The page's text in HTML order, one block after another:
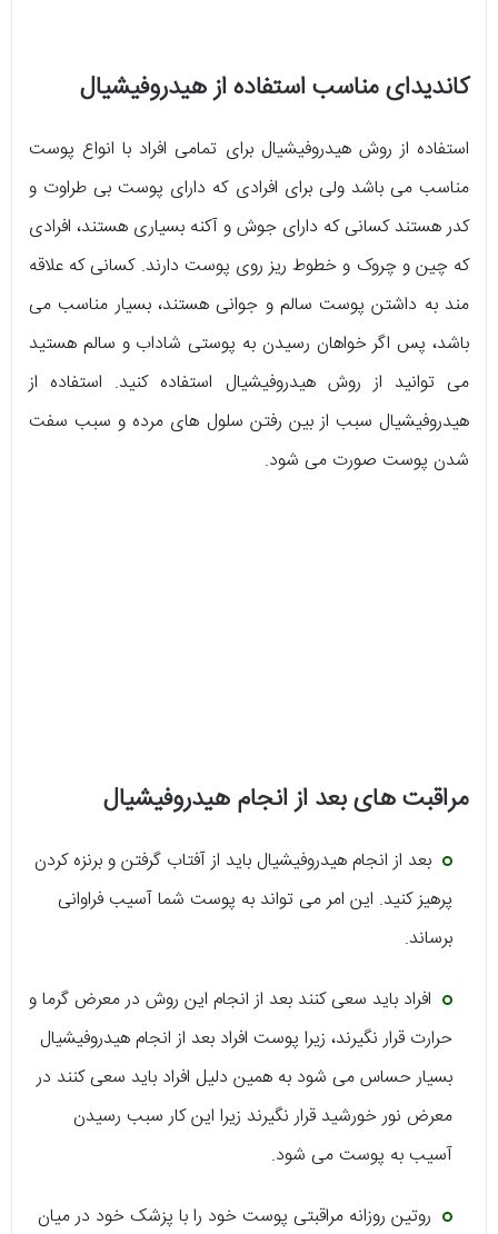
کاندیدای مناسب استفاده از هیدروفیشیال
استفاده از روش هیدروفیشیال برای تمامی افراد با انواع پوست
مناسب می باشد ولی برای افرادی که دارای پوست بی طراوت و
کدر هستند کسانی که دارای جوش و آکنه بسیاری هستند، افرادی
که چین و چروک و خطوط ریز روی پوست دارند. کسانی که علاقه
مند به داشتن پوست سالم و جوانی هستند، بسیار مناسب می
باشد، پس اگر خواهان رسیدن به پوستی شاداب و سالم هستید
می توانید از روش هیدروفیشیال استفاده کنید. استفاده از
هیدروفیشیال سبب از بین رفتن سلول های مرده و سبب سفت
شدن پوست صورت می شود.
مراقبت های بعد از انجام هیدروفیشیال
بعد از انجام هیدروفیشیال باید از آفتاب گرفتن و برنزه کردن
پرهیز کنید. این امر می تواند به پوست شما آسیب فراوانی
برساند.
افراد باید سعی کنند بعد از انجام این روش در معرض گرما و
حرارت قرار نگیرند، زیرا پوست افراد بعد از انجام هیدروفیشیال
بسیار حساس می شود به همین دلیل افراد باید سعی کنند در
معرض نور خورشید قرار نگیرند زیرا این کار سبب رسیدن
آسیب به پوست می شود.
روتین روزانه مراقبتی پوست خود را با پزشک خود در میان